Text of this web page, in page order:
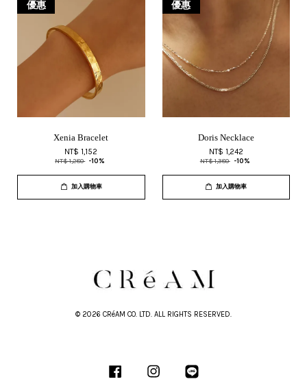
優惠
Xenia Bracelet
NT$ 1,152
NT$ 1,280 -10%
加入購物車
優惠
Doris Necklace
NT$ 1,242
NT$ 1,380 -10%
加入購物車
© 2026 CRéAM CO. LTD. ALL RIGHTS RESERVED.
Facebook Instagram